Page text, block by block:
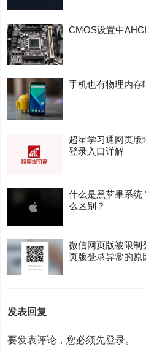
CMOS设置中
手机也有物理内存
超星学习通网页版
登录入口详解
什么是黑苹果系统
么区别？
微信网页版被限制
页版登录异常的原
发表回复
要发表评论，您必须先登录。